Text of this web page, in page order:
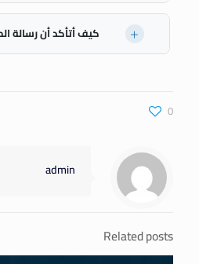
يتم رفض رسائل الماجستير في الغالب
المسموح بها، وضعف المنهجية،
كيف أتأكد أن رسالة
المشرف الأكاديمي لطرح الرسالة
0
admin
Related posts